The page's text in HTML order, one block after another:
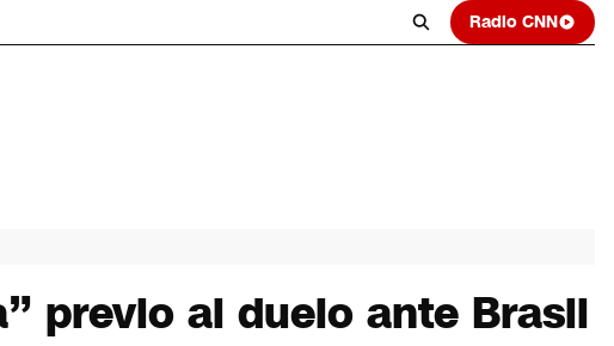
Radio CNN
previo al duelo ante Brasil